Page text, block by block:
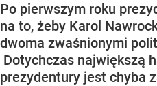
Po pierwszym roku
na to, żeby Karol
dwoma zwaśnionymi
Dotychczas największą
prezydentury jest chyba